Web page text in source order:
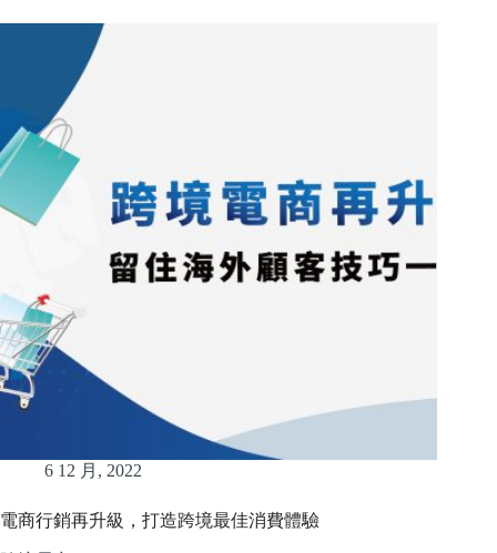
6 12 月, 2022
電商行銷再升級，打造跨境最佳消費體驗